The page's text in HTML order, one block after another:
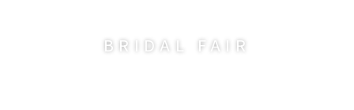
BRIDAL FAIR